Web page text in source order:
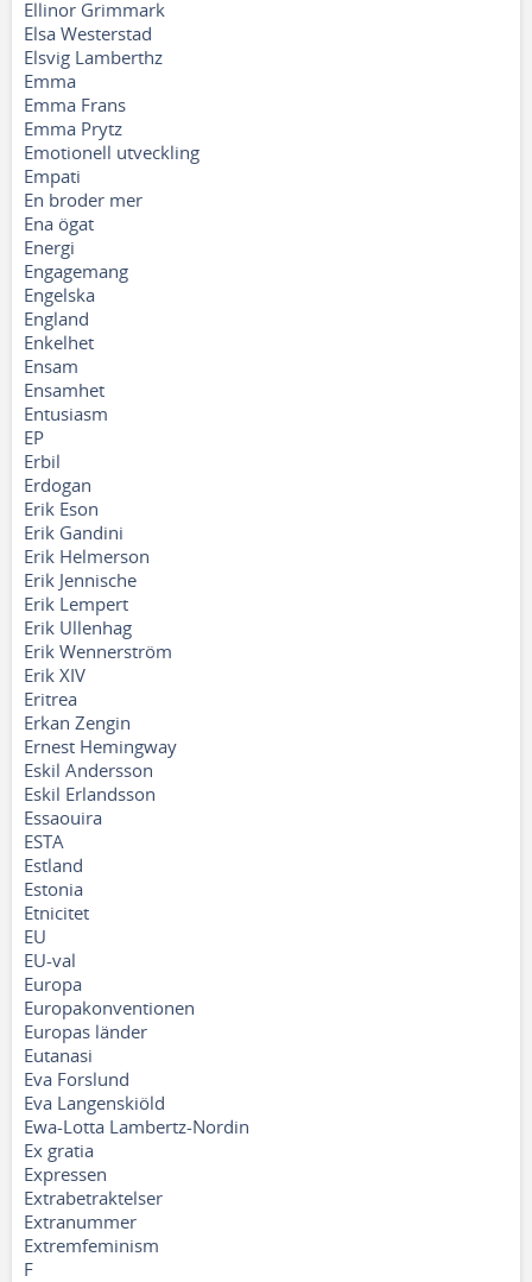
Ellinor Grimmark
Elsa Westerstad
Elsvig Lamberthz
Emma
Emma Frans
Emma Prytz
Emotionell utveckling
Empati
En broder mer
Ena ögat
Energi
Engagemang
Engelska
England
Enkelhet
Ensam
Ensamhet
Entusiasm
EP
Erbil
Erdogan
Erik Eson
Erik Gandini
Erik Helmerson
Erik Jennische
Erik Lempert
Erik Ullenhag
Erik Wennerström
Erik XIV
Eritrea
Erkan Zengin
Ernest Hemingway
Eskil Andersson
Eskil Erlandsson
Essaouira
ESTA
Estland
Estonia
Etnicitet
EU
EU-val
Europa
Europakonventionen
Europas länder
Eutanasi
Eva Forslund
Eva Langenskiöld
Ewa-Lotta Lambertz-Nordin
Ex gratia
Expressen
Extrabetraktelser
Extranummer
Extremfeminism
F